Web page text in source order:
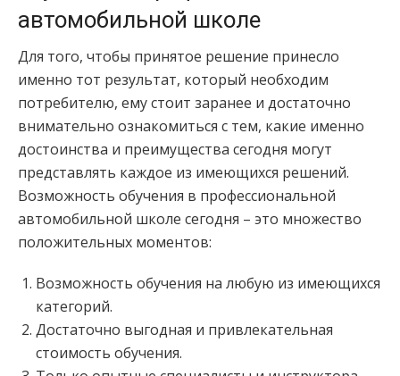
автомобильной школе
Для того, чтобы принятое решение принесло
именно тот результат, который необходим
потребителю, ему стоит заранее и достаточно
внимательно ознакомиться с тем, какие именно
достоинства и преимущества сегодня могут
представлять каждое из имеющихся решений.
Возможность обучения в профессиональной
автомобильной школе сегодня – это множество
положительных моментов:
Возможность обучения на любую из имеющихся
категорий.
Достаточно выгодная и привлекательная
стоимость обучения.